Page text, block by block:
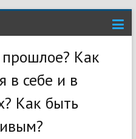
прошлое? Как
в себе и в
Как быть